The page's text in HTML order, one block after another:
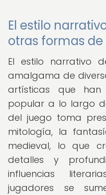
El estilo
otras formas
El estilo narrativo
amalgama de
artísticas que
popular a lo largo
del juego toma
mitología, la
medieval, lo que
detalles y
influencias
jugadores se